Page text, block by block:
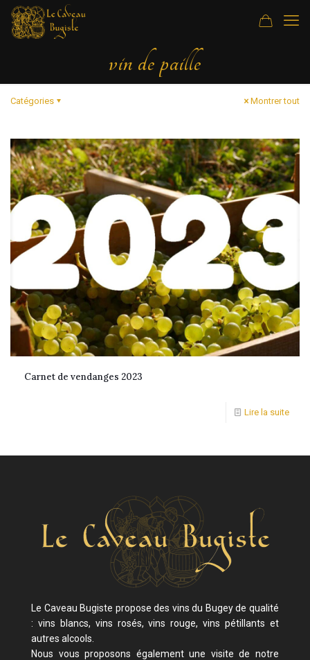
vin de paille
Catégories Montrer tout
Carnet de vendanges 2023
Lire la suite
Le Caveau Bugiste propose des vins du Bugey de qualité
: vins blancs, vins rosés, vins rouge, vins pétillants et
autres alcools.
Nous vous proposons également une visite de notre